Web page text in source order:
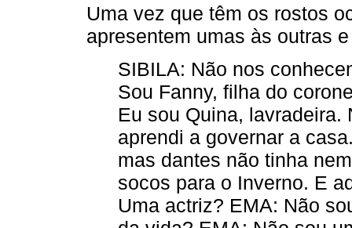
Uma vez que têm os rostos
apresentem umas às outras
SIBILA: Não nos
Sou Fanny, filha do
Eu sou Quina,
aprendi a governar a
mas dantes não tinha
socos para o Inverno. E
Uma actriz? EMA: Não